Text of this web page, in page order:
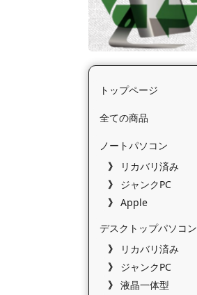
トップページ
全ての商品
ノートパソコン
リカバリ済み
ジャンクPC
Apple
デスクトップパソコン
リカバリ済み
ジャンクPC
液晶一体型